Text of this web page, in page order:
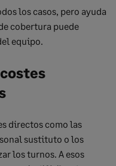
los casos, pero ayuda
cobertura puede
equipo.
directos como las
sustituto o los
los turnos. A esos